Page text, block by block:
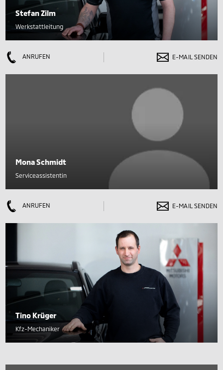
Stefan Zilm
Werkstattleitung
ANRUFEN E-MAIL SENDEN
Mona Schmidt
Serviceassistentin
ANRUFEN E-MAIL SENDEN
Tino Krüger
Kfz-Mechaniker